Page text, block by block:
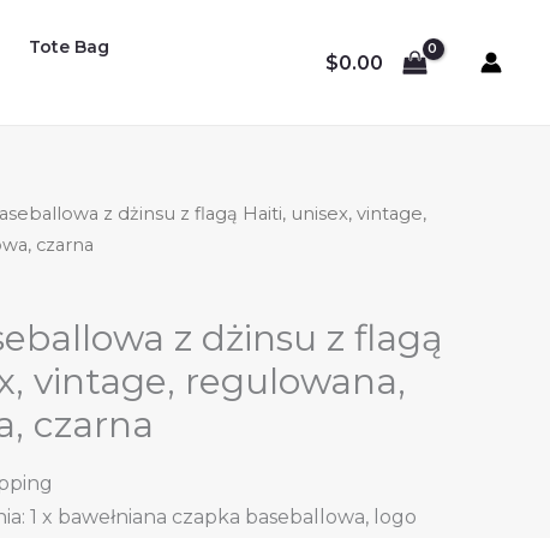
Tote Bag
$0.00
z dżinsu z flagą Haiti, unisex, vintage,
czarna
z dżinsu z flagą
vintage, regulowana,
czarna
1 x bawełniana czapka baseballowa, logo